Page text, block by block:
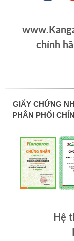
chính
GIẤY CHỨNG
PHÂN PHỐI
Hệ